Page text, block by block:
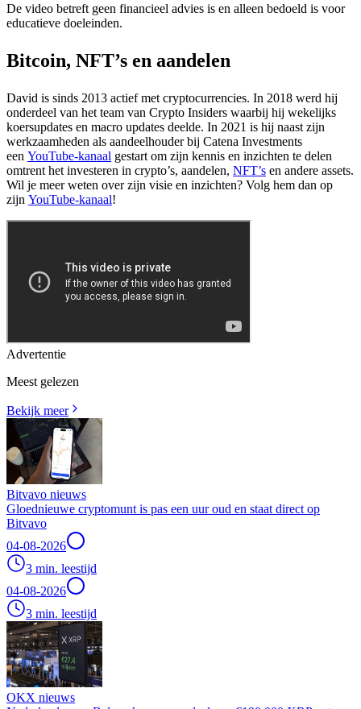
De video betreft geen financieel advies is en alleen bedoeld is voor
educatieve doeleinden.
Bitcoin, NFT’s en aandelen
David is sinds 2013 actief met cryptocurrencies. In 2018 werd hij
onderdeel van het team van Crypto Insiders waarbij hij wekelijks
koersupdates en macro updates deelde. In 2021 is hij naast zijn
werkzaamheden als aandeelhouder bij Catena Investments
een YouTube-kanaal gestart om zijn kennis en inzichten te delen
omtrent het investeren in crypto’s, aandelen, NFT’s en andere assets.
Wil je meer weten over zijn visie en inzichten? Volg hem dan op
zijn YouTube-kanaal!
Advertentie
Meest gelezen
Bekijk meer
Bitvavo nieuws
Gloednieuwe cryptomunt is pas een uur oud en staat direct op
Bitvavo
04-08-2026
3 min. leestijd
04-08-2026
3 min. leestijd
OKX nieuws